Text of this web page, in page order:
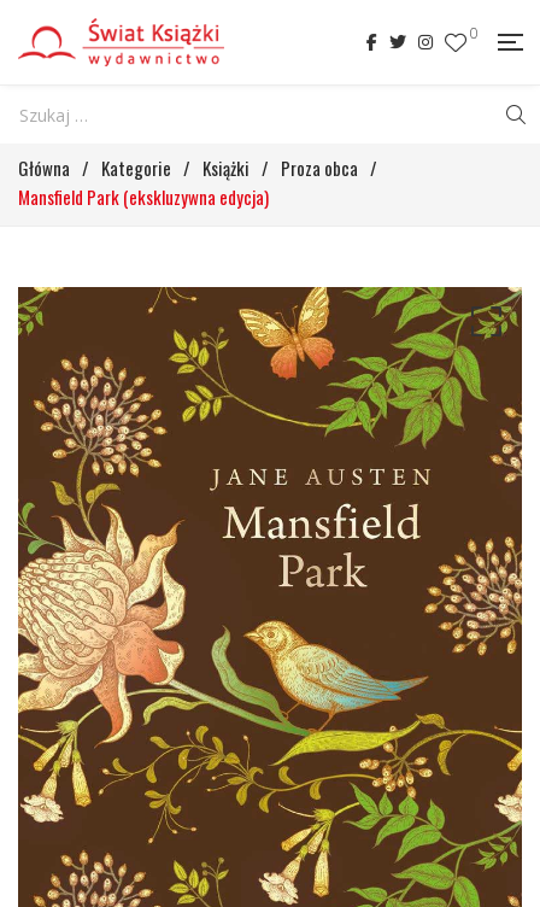
0
Główna / Kategorie / Książki / Proza obca /
Mansfield Park (ekskluzywna edycja)